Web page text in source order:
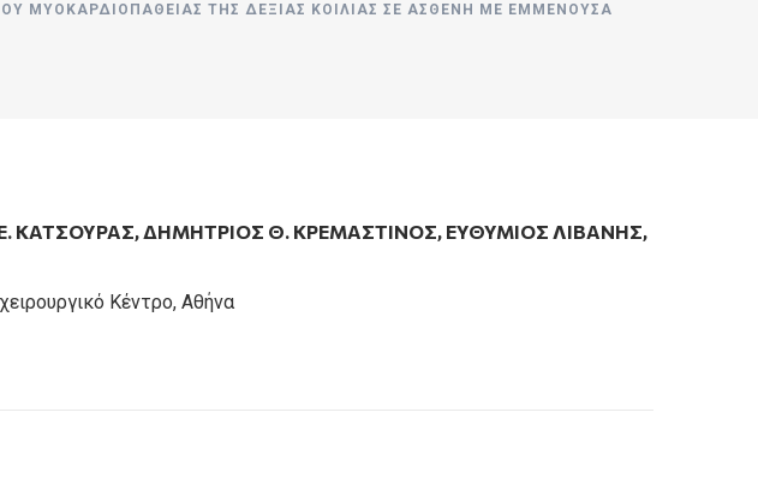
ΜΥΟΚΑΡΔΙΟΠΆΘΕΙΑΣ ΤΗΣ ΔΕΞΙΆΣ ΚΟΙΛΊΑΣ ΣΕ ΑΣΘΕΝΉ ΜΕ ΕΜΜΈΝΟΥΣΑ
ΚΑΤΣΟΥΡΑΣ,ΔΗΜΗΤΡΙΟΣ Θ. ΚΡΕΜΑΣΤΙΝΟΣ, ΕΥΘΥΜΙΟΣ ΛΙΒΑΝΗΣ,
Κέντρο, Αθήνα